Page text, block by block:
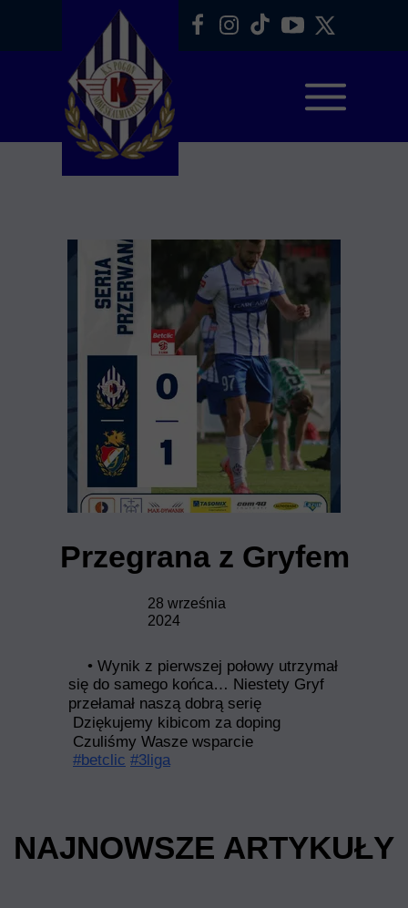
28 września
2024
Przegrana z Gryfem
• Wynik z pierwszej połowy utrzymał
się do samego końca… Niestety Gryf
przełamał naszą dobrą serię
Dziękujemy kibicom za doping
Czuliśmy Wasze wsparcie
#betclic #3liga
NAJNOWSZE ARTYKUŁY